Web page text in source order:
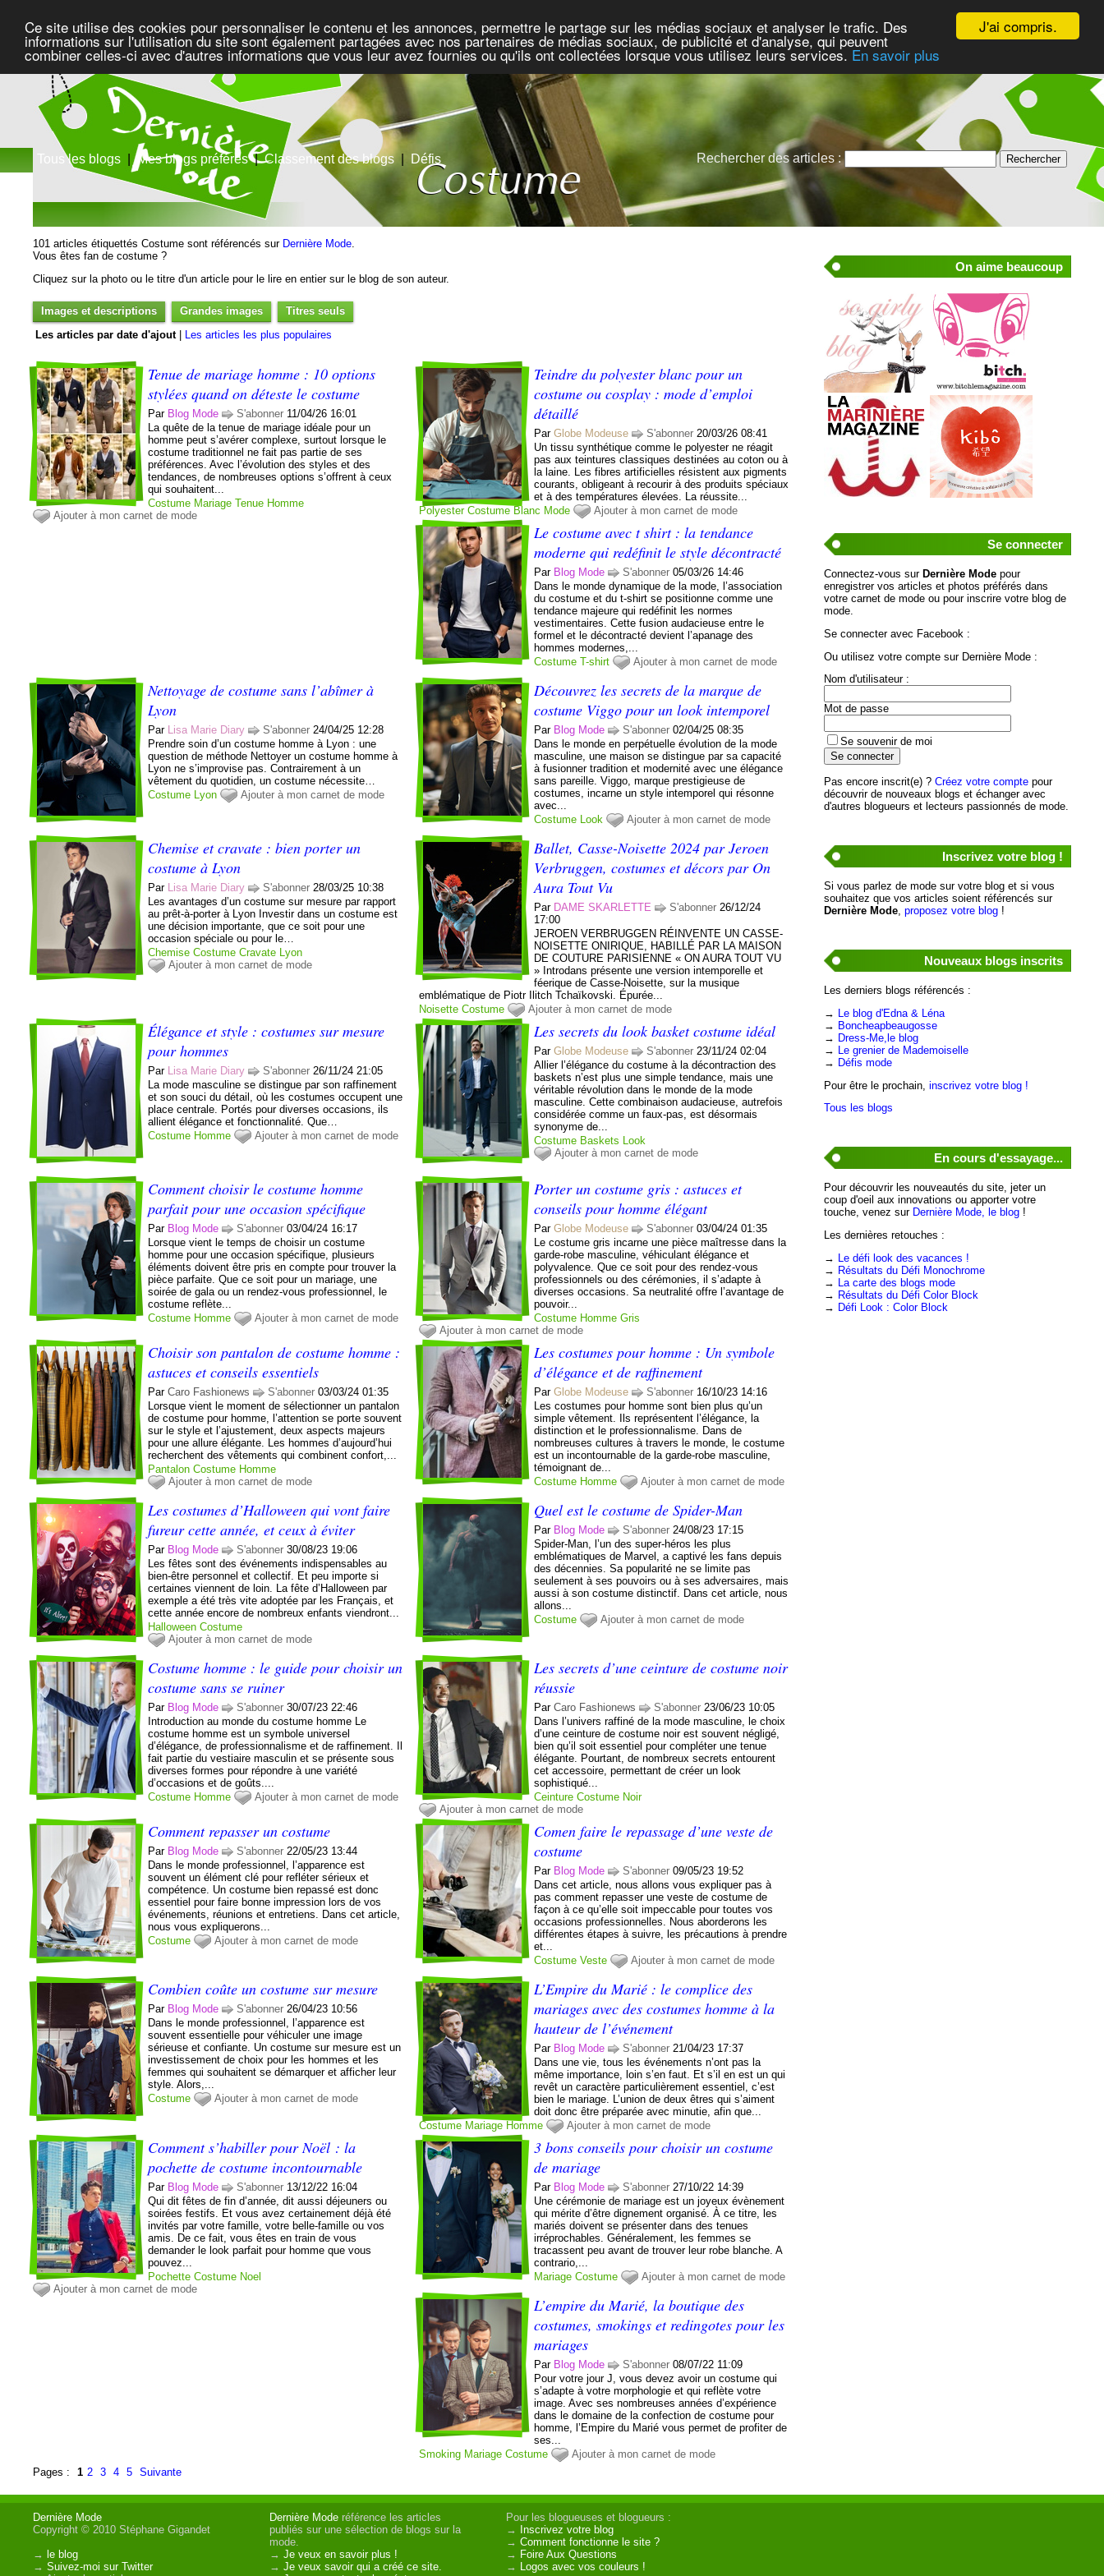
J'ai compris.
Ce site utilise des cookies pour personnaliser le contenu et les annonces, permettre le partage sur les médias sociaux et analyser le trafic. Des
informations sur l'utilisation du site sont également partagées avec nos partenaires de médias sociaux, de publicité et d'analyse, qui peuvent
combiner celles-ci avec d'autres informations que vous leur avez fournies ou qu'ils ont collectées lorsque vous utilisez leurs services. En savoir plus
Tous les blogs | Mes blogs préférés|Classement des blogs| Défis Rechercher des articles :
101 articles étiquettés Costume sont référencés sur Dernière Mode
Vous êtes fan de costume ?
Cliquez sur la photo ou le titre d'un article pour le lire en entier sur le blog de son auteur.
Images et descriptions Grandes images
Titres seuls
Les articles par date d'ajout| Les articles les plus populaires
Tenue de mariage homme : 10 options
stylées quand on déteste le costume
Par Blog Mode S'abonner 11/04/26 16:01
La quête de la tenue de mariage idéale pour un
homme peut s’avérer complexe, surtout lorsque le
costume traditionnel ne fait pas partie de ses
préférences. Avec l’évolution des styles et des
tendances, de nombreuses options s’offrent à ceux
qui souhaitent...
Costume Mariage Tenue Homme
Ajouter à mon carnet de mode
Teindre du polyester blanc pour un
costume ou cosplay : mode d’emploi
détaillé
ParGlobe Modeuse S'abonner 20/03/26 08:41
Un tissu synthétique comme le polyester ne réagit
pas aux teintures classiques destinées au coton ou à
la laine. Les fibres artificielles résistent aux pigments
courants, obligeant à recourir à des produits spéciaux
et à des températures élevées. La réussite...
Polyester Costume Blanc Mode Ajouter à mon carnet de mode
Le costume avec t shirt : la tendance
moderne qui redéfinit le style décontracté
Par Blog Mode S'abonner 05/03/26 14:46
Dans le monde dynamique de la mode, l’association
du costume et du t-shirt se positionne comme une
tendance majeure qui redéfinit les normes
vestimentaires. Cette fusion audacieuse entre le
formel et le décontracté devient l’apanage des
hommes modernes,...
Costume T-shirt Ajouter à mon carnet de mode
Nettoyage de costume sans l’abîmer à
Lyon
Par Lisa Marie Diary S'abonner 24/04/25 12:28
Prendre soin d’un costume homme à Lyon : une
question de méthode Nettoyer un costume homme à
Lyon ne s’improvise pas. Contrairement à un
vêtement du quotidien, un costume nécessite…
Costume Lyon Ajouter à mon carnet de mode
Découvrez les secrets de la marque de
costume Viggo pour un look intemporel
Par Blog Mode S'abonner 02/04/25 08:35
Dans le monde en perpétuelle évolution de la mode
masculine, une maison se distingue par sa capacité
à fusionner tradition et modernité avec une élégance
sans pareille. Viggo, marque prestigieuse de
costumes, incarne un style intemporel qui résonne
avec...
Costume Look Ajouter à mon carnet de mode
Chemise et cravate : bien porter un
costume à Lyon
Par Lisa Marie Diary S'abonner 28/03/25 10:38
Les avantages d’un costume sur mesure par rapport
au prêt-à-porter à Lyon Investir dans un costume est
une décision importante, que ce soit pour une
occasion spéciale ou pour le…
Chemise Costume Cravate Lyon
Ajouter à mon carnet de mode
Ballet, Casse-Noisette 2024 par Jeroen
Verbruggen, costumes et décors par On
Aura Tout Vu
Par DAME SKARLETTE S'abonner 26/12/24
17:00
JEROEN VERBRUGGEN RÉINVENTE UN CASSE-
NOISETTE ONIRIQUE, HABILLÉ PAR LA MAISON
DE COUTURE PARISIENNE « ON AURA TOUT VU
» Introdans présente une version intemporelle et
féerique de Casse-Noisette, sur la musique
emblématique de Piotr Ilitch Tchaïkovski. Épurée...
Noisette Costume Ajouter à mon carnet de mode
Élégance et style : costumes sur mesure
pour hommes
Par Lisa Marie Diary S'abonner 26/11/24 21:05
La mode masculine se distingue par son raffinement
et son souci du détail, où les costumes occupent une
place centrale. Portés pour diverses occasions, ils
allient élégance et fonctionnalité. Que…
Costume Homme Ajouter à mon carnet de mode
Les secrets du look basket costume idéal
ParGlobe Modeuse S'abonner 23/11/24 02:04
Allier l’élégance du costume à la décontraction des
baskets n’est plus une simple tendance, mais une
véritable révolution dans le monde de la mode
masculine. Cette combinaison audacieuse, autrefois
considérée comme un faux-pas, est désormais
synonyme de...
Costume Baskets Look
Ajouter à mon carnet de mode
Comment choisir le costume homme
parfait pour une occasion spécifique
Par Blog Mode S'abonner 03/04/24 16:17
Lorsque vient le temps de choisir un costume
homme pour une occasion spécifique, plusieurs
éléments doivent être pris en compte pour trouver la
pièce parfaite. Que ce soit pour un mariage, une
soirée de gala ou un rendez-vous professionnel, le
costume reflète...
Costume Homme Ajouter à mon carnet de mode
Porter un costume gris : astuces et
conseils pour homme élégant
ParGlobe Modeuse S'abonner 03/04/24 01:35
Le costume gris incarne une pièce maîtresse dans la
garde-robe masculine, véhiculant élégance et
polyvalence. Que ce soit pour des rendez-vous
professionnels ou des cérémonies, il s’adapte à
diverses occasions. Sa neutralité offre l’avantage de
pouvoir...
Costume Homme Gris
Ajouter à mon carnet de mode
Choisir son pantalon de costume homme :
astuces et conseils essentiels
ParCaro Fashionews S'abonner 03/03/24 01:35
Lorsque vient le moment de sélectionner un pantalon
de costume pour homme, l’attention se porte souvent
sur le style et l’ajustement, deux aspects majeurs
pour une allure élégante. Les hommes d’aujourd’hui
recherchent des vêtements qui combinent confort,...
Pantalon Costume Homme
Ajouter à mon carnet de mode
Les costumes pour homme : Un symbole
d’élégance et de raffinement
ParGlobe Modeuse S'abonner 16/10/23 14:16
Les costumes pour homme sont bien plus qu’un
simple vêtement. Ils représentent l’élégance, la
distinction et le professionnalisme. Dans de
nombreuses cultures à travers le monde, le costume
est un incontournable de la garde-robe masculine,
témoignant de...
Costume Homme Ajouter à mon carnet de mode
Les costumes d’Halloween qui vont faire
fureur cette année, et ceux à éviter
Par Blog Mode S'abonner 30/08/23 19:06
Les fêtes sont des événements indispensables au
bien-être personnel et collectif. Et peu importe si
certaines viennent de loin. La fête d’Halloween par
exemple a été très vite adoptée par les Français, et
cette année encore de nombreux enfants viendront...
Halloween Costume
Ajouter à mon carnet de mode
Quel est le costume de Spider-Man
Par Blog Mode S'abonner 24/08/23 17:15
Spider-Man, l’un des super-héros les plus
emblématiques de Marvel, a captivé les fans depuis
des décennies. Sa popularité ne se limite pas
seulement à ses pouvoirs ou à ses adversaires, mais
aussi à son costume distinctif. Dans cet article, nous
allons...
Costume
Ajouter à mon carnet de mode
Costume homme : le guide pour choisir un
costume sans se ruiner
Par Blog Mode S'abonner 30/07/23 22:46
Introduction au monde du costume homme Le
costume homme est un symbole universel
d’élégance, de professionnalisme et de raffinement. Il
fait partie du vestiaire masculin et se présente sous
diverses formes pour répondre à une variété
d’occasions et de goûts....
Costume Homme Ajouter à mon carnet de mode
Les secrets d’une ceinture de costume noir
réussie
ParCaro Fashionews S'abonner 23/06/23 10:05
Dans l’univers raffiné de la mode masculine, le choix
d’une ceinture de costume noir est souvent négligé,
bien qu’il soit essentiel pour compléter une tenue
élégante. Pourtant, de nombreux secrets entourent
cet accessoire, permettant de créer un look
sophistiqué...
Ceinture Costume Noir
Ajouter à mon carnet de mode
Comment repasser un costume
Par Blog Mode S'abonner 22/05/23 13:44
Dans le monde professionnel, l’apparence est
souvent un élément clé pour refléter sérieux et
compétence. Un costume bien repassé est donc
essentiel pour faire bonne impression lors de vos
événements, réunions et entretiens. Dans cet article,
nous vous expliquerons...
Costume
Ajouter à mon carnet de mode
Comen faire le repassage d’une veste de
costume
Par Blog Mode S'abonner 09/05/23 19:52
Dans cet article, nous allons vous expliquer pas à
pas comment repasser une veste de costume de
façon à ce qu’elle soit impeccable pour toutes vos
occasions professionnelles. Nous aborderons les
différentes étapes à suivre, les précautions à prendre
et...
Costume Veste Ajouter à mon carnet de mode
Combien coûte un costume sur mesure
Par Blog Mode S'abonner 26/04/23 10:56
Dans le monde professionnel, l’apparence est
souvent essentielle pour véhiculer une image
sérieuse et confiante. Un costume sur mesure est un
investissement de choix pour les hommes et les
femmes qui souhaitent se démarquer et afficher leur
style. Alors,...
Costume
Ajouter à mon carnet de mode
L’Empire du Marié : le complice des
mariages avec des costumes homme à la
hauteur de l’événement
Par Blog Mode S'abonner 21/04/23 17:37
Dans une vie, tous les événements n’ont pas la
même importance, loin s’en faut. Et s’il en est un qui
revêt un caractère particulièrement essentiel, c’est
bien le mariage. L’union de deux êtres qui s’aiment
doit donc être préparée avec minutie, afin que...
Costume Mariage Homme Ajouter à mon carnet de mode
Comment s’habiller pour Noël : la
pochette de costume incontournable
Par Blog Mode S'abonner 13/12/22 16:04
Qui dit fêtes de fin d’année, dit aussi déjeuners ou
soirées festifs. Et vous avez certainement déjà été
invités par votre famille, votre belle-famille ou vos
amis. De ce fait, vous êtes en train de vous
demander le look parfait pour homme que vous
pouvez...
Pochette Costume Noel
Ajouter à mon carnet de mode
3 bons conseils pour choisir un costume
de mariage
Par Blog Mode S'abonner 27/10/22 14:39
Une cérémonie de mariage est un joyeux évènement
qui mérite d’être dignement organisé. À ce titre, les
mariés doivent se présenter dans des tenues
irréprochables. Généralement, les femmes se
tracassent peu avant de trouver leur robe blanche. A
contrario,...
Mariage Costume Ajouter à mon carnet de mode
L’empire du Marié, la boutique des
costumes, smokings et redingotes pour les
mariages
Par Blog Mode S'abonner 08/07/22 11:09
Pour votre jour J, vous devez avoir un costume qui
s’adapte à votre morphologie et qui reflète votre
image. Avec ses nombreuses années d’expérience
dans le domaine de la confection de costume pour
homme, l’Empire du Marié vous permet de profiter de
ses...
Smoking Mariage Costume
Ajouter à mon carnet de mode
Pages :
1 2 3 4 5 Suivante
On aime beaucoup
Se connecter
Connectez-vous sur Dernière Modepour
enregistrer vos articles et photos préférés dans
votre carnet de mode ou pour inscrire votre blog de
mode.
Se connecter avec Facebook :
Ou utilisez votre compte sur Dernière Mode :
Nom d'utilisateur :
Mot de passe
Se souvenir de moi
Pas encore inscrit(e) ? Créez votre comptepour
découvrir de nouveaux blogs et échanger avec
d'autres blogueurs et lecteurs passionnés de mode.
Inscrivez votre blog !
Si vous parlez de mode sur votre blog et si vous
souhaitez que vos articles soient référencés sur
Dernière Mode, proposez votre blog!
Nouveaux blogs inscrits
Les derniers blogs référencés :
→
Le blog d'Edna & Léna
→ Boncheapbeaugosse
→ Dress-Me,le blog
→
Le grenier de Mademoiselle
→ Défis mode
Pour être le prochain, inscrivez votre blog !
Tous les blogs
En cours d'essayage...
Pour découvrir les nouveautés du site, jeter un
coup d'oeil aux innovations ou apporter votre
touche, venez sur Dernière Mode, le blog!
Les dernières retouches :
→
Le défi look des vacances !
→ Résultats du Défi Monochrome
→
La carte des blogs mode
→ Résultats du Défi Color Block
→ Défi Look : Color Block
Dernière Mode
Copyright © 2010 Stéphane Gigandet
→le blog
→Suivez-moi sur Twitter
Dernière Mode référence les articles
publiés sur une sélection de blogs sur la
mode.
→Je veux en savoir plus !
→Je veux savoir qui a créé ce site.
Pour les blogueuses et blogueurs :
→ Inscrivez votre blog
→Comment fonctionne le site ?
→ Foire Aux Questions
→ Logos avec vos couleurs !